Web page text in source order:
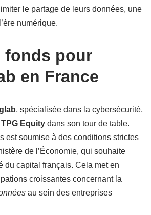
le partage de leurs données, une
numérique.
fonds pour
en France
, spécialisée dans la cybersécurité,
TPG Equity dans son tour de table.
est soumise à des conditions strictes
de l’Économie, qui souhaite
du capital français. Cela met en
croissantes concernant la
au sein des entreprises